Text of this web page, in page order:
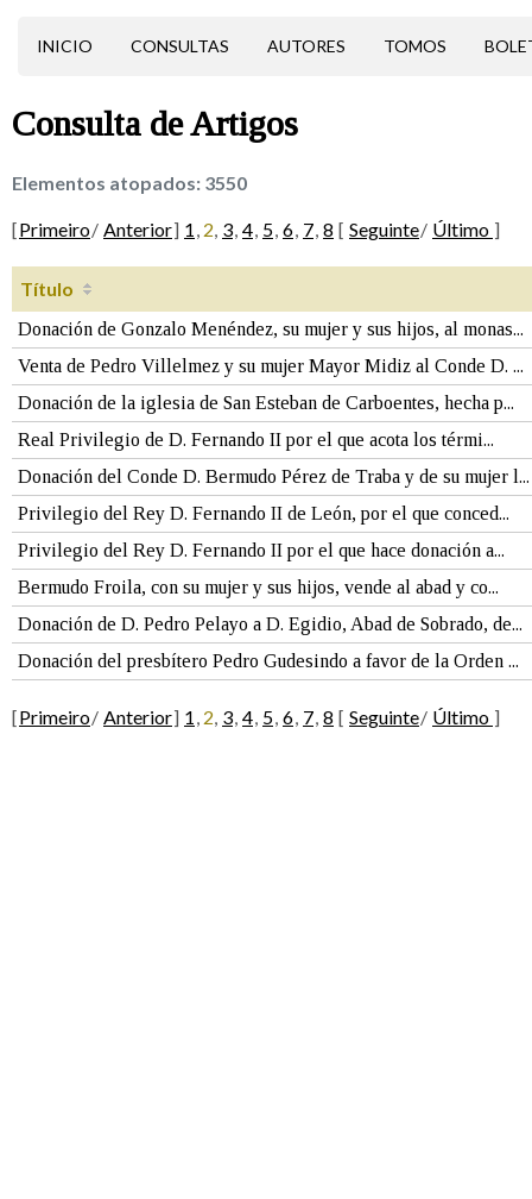
INICIO CONSULTAS AUTORES TOMOS
Consulta deArtigos
Elementos atopados: 3550
[Primeiro/ Anterior] 1 , 2, 3, 4, 5, 6, 7, 8 [ Seguinte/ Último ]
Título
Donación de Gonzalo Menéndez, su mujer y sus hijos, al monas...
Venta de Pedro Villelmez y su mujer Mayor Midiz al Conde D. ...
Donación de la iglesia de San Esteban de Carboentes, hecha p...
Real Privilegio de D. Fernando II por el que acota los térmi...
Donación del Conde D. Bermudo Pérez de Traba y de su mujer l...
Privilegio del Rey D. Fernando II de León, por el que conced...
Privilegio del Rey D. Fernando II por el que hace donación a...
Bermudo Froila, con su mujer y sus hijos, vende al abad y co...
Donación de D. Pedro Pelayo a D. Egidio, Abad de Sobrado, de...
Donación del presbítero Pedro Gudesindo a favor de la Orden ...
[Primeiro/ Anterior] 1 , 2, 3, 4, 5, 6, 7, 8 [ Seguinte/ Último ]